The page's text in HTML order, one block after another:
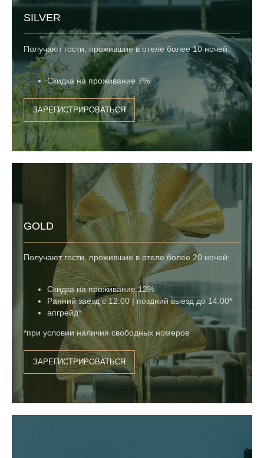
SILVER
Получают гости, прожившие в отеле более 10 ночей:
Скидка на проживание 7%
ЗАРЕГИСТРИРОВАТЬСЯ
GOLD
Получают гости, прожившие в отеле более 20 ночей:
Скидка на проживание 12%
Ранний заезд c 12:00 | поздний выезд до 14:00*
апгрейд*
*при условии наличия свободных номеров
ЗАРЕГИСТРИРОВАТЬСЯ